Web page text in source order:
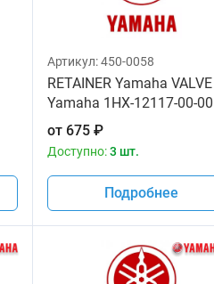
Артикул:450-0058
RETAINER Yamaha
Yamaha 1HX-12117-00-00
от 675₽
Доступно:3 шт.
Подробнее